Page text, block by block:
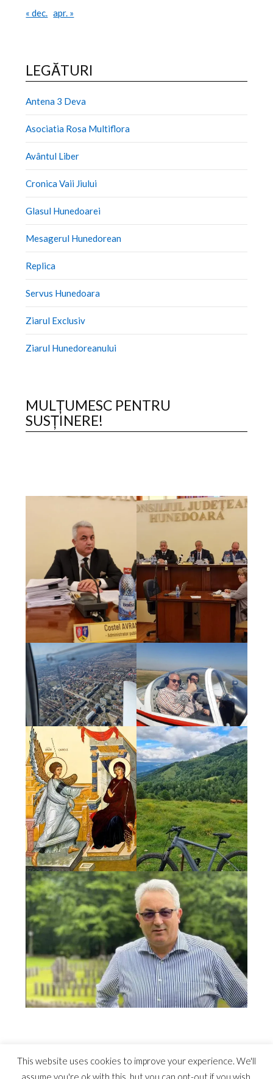
« dec.
apr. »
LEGĂTURI
Antena 3 Deva
Asociatia Rosa Multiflora
Avântul Liber
Cronica Vaii Jiului
Glasul Hunedoarei
Mesagerul Hunedorean
Replica
Servus Hunedoara
Ziarul Exclusiv
Ziarul Hunedoreanului
MULȚUMESC PENTRU
SUSȚINERE!
This website uses cookies to improve your experience. We'll
assume you're ok with this, but you can opt-out if you wish.